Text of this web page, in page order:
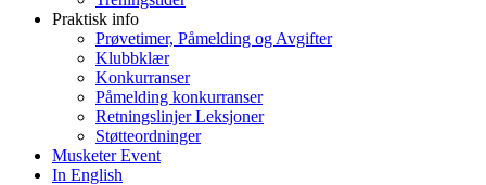
Praktisk info
Prøvetimer, Påmelding og Avgifter
Klubbklær
Konkurranser
Påmelding konkurranser
Retningslinjer Leksjoner
Støtteordninger
Musketer Event
In English